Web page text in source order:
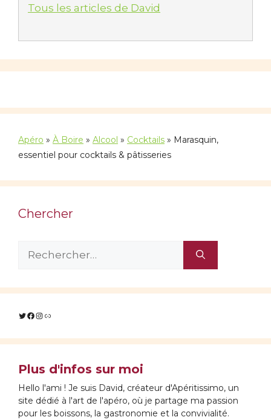
Tous les articles de David
Apéro » À Boire » Alcool » Cocktails » Marasquin,
essentiel pour cocktails & pâtisseries
Chercher
Twitter
Facebook
Instagram
Lien
Plus d'infos sur moi
Hello l'ami ! Je suis David, créateur d'Apéritissimo, un
site dédié à l'art de l'apéro, où je partage ma passion
pour les boissons, la gastronomie et la convivialité.